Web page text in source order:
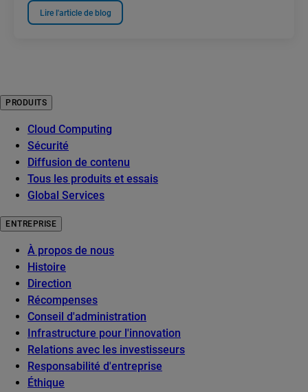
Lire l'article de blog
PRODUITS
Cloud Computing
Sécurité
Diffusion de contenu
Tous les produits et essais
Global Services
ENTREPRISE
À propos de nous
Histoire
Direction
Récompenses
Conseil d'administration
Infrastructure pour l'innovation
Relations avec les investisseurs
Responsabilité d'entreprise
Éthique